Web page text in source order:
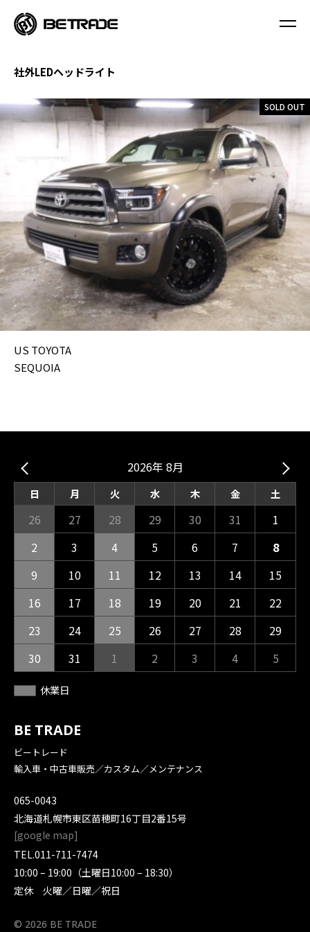
社外LEDヘッドライト
SOLD OUT
US TOYOTA
SEQUOIA
BE TRADE
ビートレード
輸入車・中古車販売／カスタム／メンテナンス
065-0043
北海道札幌市東区苗穂町16丁目2番15号
[google map]
TEL.011-711-7474
10:00 – 19:00（土曜日10:00 – 18:30）
定休 火曜／日曜／祝日
2026年 8月
日 月 火 水 木 金 土
26 27 28 29 30 31
1
2
3 4 5 6 7
8
9
10 11 12 13 14
15
16
17 18 19 20 21
22
23
24 25 26 27 28
29
30
31 1 2 3 4 5
休業日
© 2026 BE TRADE